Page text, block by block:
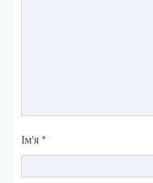
Ім'я *